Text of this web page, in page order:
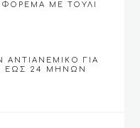
ΜΕ ΤΟΎΛΙ
ΓΙΑ
ΕΩΣ 24 ΜΗΝΏΝ